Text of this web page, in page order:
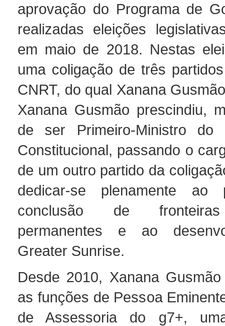
aprovação do Programa de
realizadas eleições
em maio de 2018. Nestas
uma coligação de três
CNRT, do qual Xanana
Xanana Gusmão prescindiu,
de ser Primeiro-Ministro do
Constitucional, passando o
de um outro partido da
dedicar-se plenamente ao
conclusão de
permanentes e ao
Greater Sunrise.
Desde 2010, Xanana
as funções de Pessoa
de Assessoria do g7+,